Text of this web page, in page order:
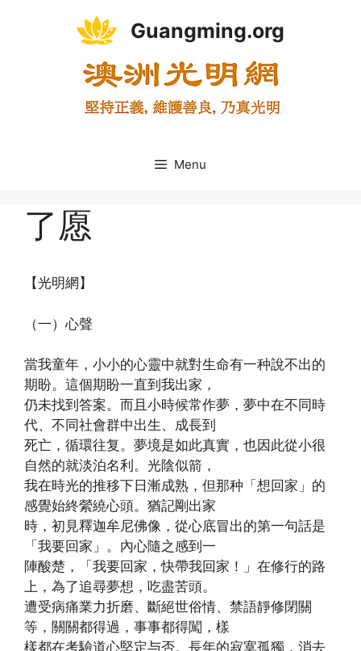
Guangming.org
Menu
了愿
【光明網】
（一）心聲
當我童年，小小的心靈中就對生命有一种說不出的
期盼。這個期盼一直到我出家，
仍未找到答案。而且小時候常作夢，夢中在不同時
代、不同社會群中出生、成長到
死亡，循環往复。夢境是如此真實，也因此從小很
自然的就淡泊名利。光陰似箭，
我在時光的推移下日漸成熟，但那种「想回家」的
感覺始終縈繞心頭。猶記剛出家
時，初見釋迦牟尼佛像，從心底冒出的第一句話是
「我要回家」。內心隨之感到一
陣酸楚，「我要回家，快帶我回家！」在修行的路
上，為了追尋夢想，吃盡苦頭。
遭受病痛業力折磨、斷絕世俗情、禁語靜修閉關
等，關關都得過，事事都得闖，樣
樣都在考驗道心堅定与否。長年的寂寞孤獨，消去